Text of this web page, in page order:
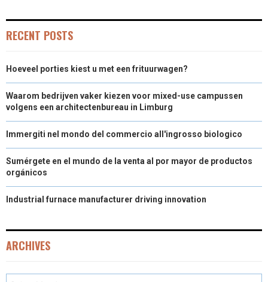
RECENT POSTS
Hoeveel porties kiest u met een frituurwagen?
Waarom bedrijven vaker kiezen voor mixed-use campussen
volgens een architectenbureau in Limburg
Immergiti nel mondo del commercio all'ingrosso biologico
Sumérgete en el mundo de la venta al por mayor de productos
orgánicos
Industrial furnace manufacturer driving innovation
ARCHIVES